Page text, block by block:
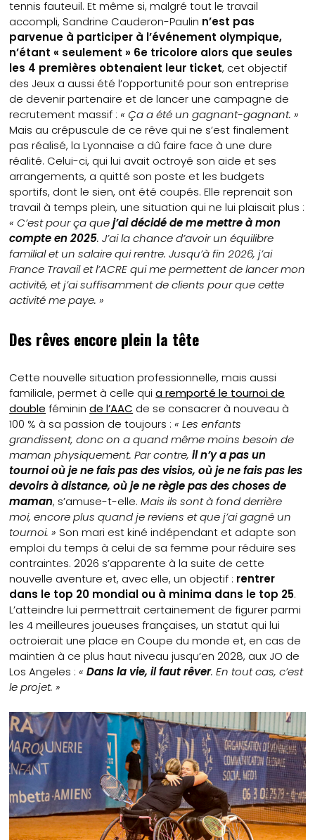
tennis fauteuil. Et même si, malgré tout le travail
accompli, Sandrine Cauderon-Paulin n’est pas
parvenue à participer à l’événement olympique,
n’étant « seulement » 6e tricolore alors que seules
les 4 premières obtenaient leur ticket, cet objectif
des Jeux a aussi été l’opportunité pour son entreprise
de devenir partenaire et de lancer une campagne de
recrutement massif :« Ça a été un gagnant-gagnant. »
Mais au crépuscule de ce rêve qui ne s’est finalement
pas réalisé, la Lyonnaise a dû faire face à une dure
réalité. Celui-ci, qui lui avait octroyé son aide et ses
arrangements, a quitté son poste et les budgets
sportifs, dont le sien, ont été coupés. Elle reprenait son
travail à temps plein, une situation qui ne lui plaisait plus :
« C’est pour ça quej’ai décidé de me mettre à mon
compte en 2025. J’ai la chance d’avoir un équilibre
familial et un salaire qui rentre. Jusqu’à fin 2026, j’ai
France Travail et l’ACRE qui me permettent de lancer mon
activité, et j’ai suffisamment de clients pour que cette
activité me paye. »
Des rêves encore plein la tête
Cette nouvelle situation professionnelle, mais aussi
familiale, permet à celle quia remporté le tournoi de
double fémininde l’AAC de se consacrer à nouveau à
100 % à sa passion de toujours :« Les enfants
grandissent, donc on a quand même moins besoin de
maman physiquement. Par contre,il n’y a pas un
tournoi où je ne fais pas des visios, où je ne fais pas les
devoirs à distance, où je ne règle pas des choses de
maman, s’amuse-t-elle.Mais ils sont à fond derrière
moi, encore plus quand je reviens et que j’ai gagné un
tournoi. » Son mari est kiné indépendant et adapte son
emploi du temps à celui de sa femme pour réduire ses
contraintes. 2026 s’apparente à la suite de cette
nouvelle aventure et, avec elle, un objectif : rentrer
dans le top 20 mondial ou à minima dans le top 25.
L’atteindre lui permettrait certainement de figurer parmi
les 4 meilleures joueuses françaises, un statut qui lui
octroierait une place en Coupe du monde et, en cas de
maintien à ce plus haut niveau jusqu’en 2028, aux JO de
Los Angeles :«Dans la vie, il faut rêver. En tout cas, c’est
le projet. »